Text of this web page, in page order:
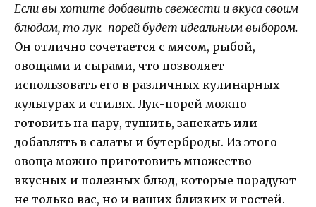
Если вы хотите добавить свежести и вкуса своим
блюдам, то лук-порей будет идеальным выбором.
Он отлично сочетается с мясом, рыбой,
овощами и сырами, что позволяет
использовать его в различных кулинарных
культурах и стилях. Лук-порей можно
готовить на пару, тушить, запекать или
добавлять в салаты и бутерброды. Из этого
овоща можно приготовить множество
вкусных и полезных блюд, которые порадуют
не только вас, но и ваших близких и гостей.